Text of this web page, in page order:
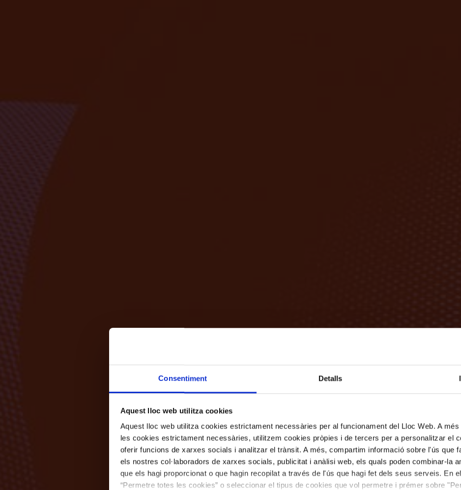
Consentiment Detalls
Aquest lloc web utilitza cookies
Aquest lloc web utilitza cookies estrictament necessàries per al funcionament del Lloc Web. A més
les cookies estrictament necessàries, utilitzem cookies pròpies i de tercers per a personalitzar el
oferir funcions de xarxes socials i analitzar el trànsit. A més, compartim informació sobre l'ús que
els nostres col·laboradors de xarxes socials, publicitat i anàlisi web, els quals poden combinar-la
que els hagi proporcionat o que hagin recopilat a través de l'ús que hagi fet dels seus serveis. En
“Permetre totes les cookies” o seleccionar el tipus de cookies que vol permetre i prémer sobre